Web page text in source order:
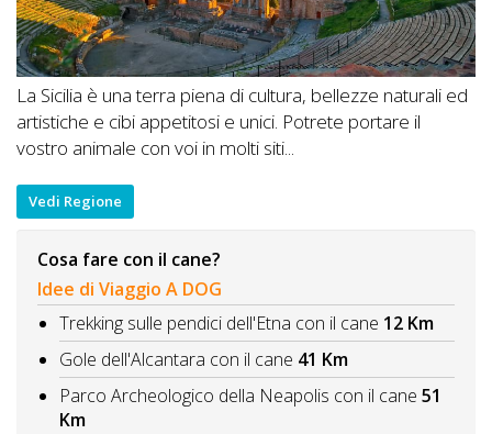
La Sicilia è una terra piena di cultura, bellezze naturali ed
artistiche e cibi appetitosi e unici. Potrete portare il
vostro animale con voi in molti siti...
Vedi Regione
Cosa fare con il cane?
Idee di Viaggio A DOG
Trekking sulle pendici dell'Etna con il cane 12 Km
Gole dell'Alcantara con il cane 41 Km
Parco Archeologico della Neapolis con il cane 51
Km